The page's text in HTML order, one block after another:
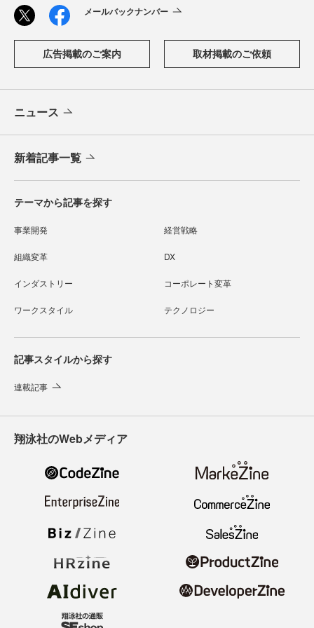
メールバックナンバー
広告掲載のご案内 取材掲載のご依頼
ニュース
新着記事一覧
テーマから記事を探す
事業開発 経営戦略
組織変革 DX
インダストリー コーポレート変革
ワークスタイル テクノロジー
記事スタイルから探す
連載記事
翔泳社のWebメディア